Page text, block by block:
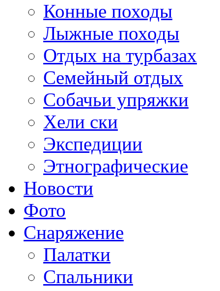
Конные походы
Лыжные походы
Отдых на турбазах
Семейный отдых
Собачьи упряжки
Хели ски
Экспедиции
Этнографические
Новости
Фото
Снаряжение
Палатки
Спальники